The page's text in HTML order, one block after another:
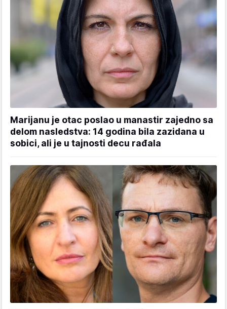
Marijanu je otac poslao u manastir zajedno sa
delom nasledstva: 14 godina bila zazidana u
sobici, ali je u tajnosti decu rađala